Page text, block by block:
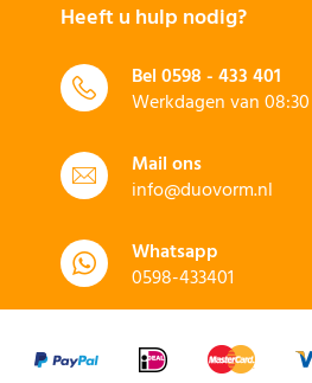
Heeft u hulp nodig?
Bel0598 - 433 401
Werkdagen van
Mail ons
info@duovorm.nl
Whatsapp
0598-433401